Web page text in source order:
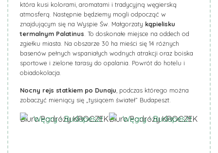
która kusi kolorami, aromatami i tradycyjną węgierską
atmosferą. Następnie będziemy mogli odpocząć w
znajdującym się na Wyspie Św. Małgorzaty kąpielisku
termalnym Palatinus . To doskonałe miejsce na oddech od
zgiełku miasta. Na obszarze 30 ha mieści się 14 różnych
basenów pełnych wspaniałych wodnych atrakcji oraz boiska
sportowe i zielone tarasy do opalania. Powrót do hotelu i
obiadokolacja.
Nocny rejs statkiem po Dunaju , podczas którego można
zobaczyć mieniący się „tysiącem świateł” Budapeszt.
Biuro Podróży KROCZEKBiuro Podróży KROCZEK